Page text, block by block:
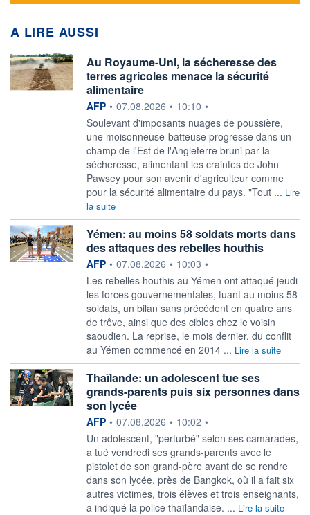
A LIRE AUSSI
Au Royaume-Uni, la sécheresse des
terres agricoles menace la sécurité
alimentaire
information fournie par
AFP • 07.08.2026 • 10:10 •
Soulevant d'imposants nuages de poussière,
une moisonneuse-batteuse progresse dans un
champ de l'Est de l'Angleterre bruni par la
sécheresse, alimentant les craintes de John
Pawsey pour son avenir d'agriculteur comme
pour la sécurité alimentaire du pays. "Tout ... Lire
la suite
Yémen: au moins 58 soldats morts dans
des attaques des rebelles houthis
information fournie par
AFP • 07.08.2026 • 10:03 •
Les rebelles houthis au Yémen ont attaqué jeudi
les forces gouvernementales, tuant au moins 58
soldats, un bilan sans précédent en quatre ans
de trêve, ainsi que des cibles chez le voisin
saoudien. La reprise, le mois dernier, du conflit
au Yémen commencé en 2014 ... Lire la suite
Thaïlande: un adolescent tue ses
grands-parents puis six personnes dans
son lycée
information fournie par
AFP • 07.08.2026 • 10:02 •
Un adolescent, "perturbé" selon ses camarades,
a tué vendredi ses grands-parents avec le
pistolet de son grand-père avant de se rendre
dans son lycée, près de Bangkok, où il a fait six
autres victimes, trois élèves et trois enseignants,
a indiqué la police thaïlandaise. ... Lire la suite